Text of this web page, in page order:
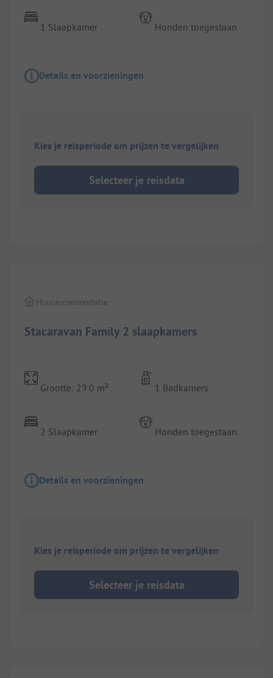
1 Slaapkamer Honden toegestaan
Details en voorzieningen
Kies je reisperiode om prijzen te vergelijken
Selecteer je reisdata
Stacaravan Family 2 slaapkamers
Huuraccommodatie
Grootte: 29.0 m²
2 Slaapkamer
1 Badkamers
Honden toegestaan
Details en voorzieningen
Kies je reisperiode om prijzen te vergelijken
Selecteer je reisdata